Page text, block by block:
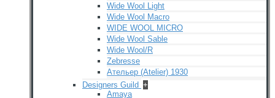
Wide Wool Light
Wide Wool Macro
WIDE WOOL MICRO
Wide Wool Sable
Wide Wool/R
Zebresse
Ательер (Atelier) 1930
Designers Guild +
Amaya